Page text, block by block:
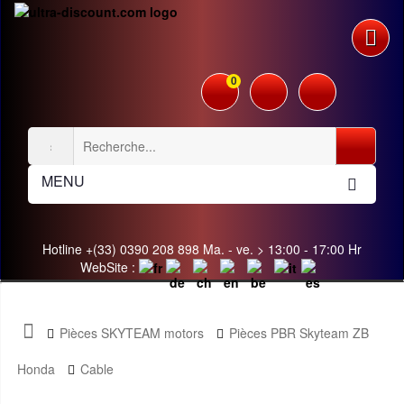
0
MENU
Hotline +(33) 0390 208 898 Ma. - ve. > 13:00 - 17:00 Hr
WebSite :
Pièces SKYTEAM motors
Pièces PBR Skyteam ZB
Honda
Cable